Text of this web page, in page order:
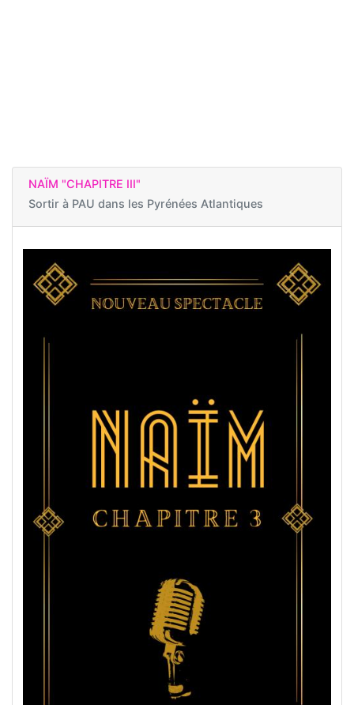
NAÏM "CHAPITRE III"
Sortir à PAU dans les Pyrénées Atlantiques